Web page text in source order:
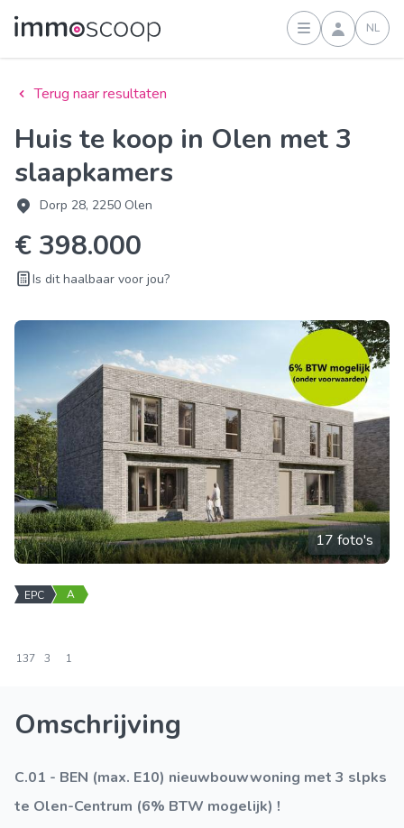
Inloggen
NL
Terug naar resultaten
Huis te koop in Olen met 3
slaapkamers
Dorp 28, 2250 Olen
€ 398.000
Is dit haalbaar voor jou?
17 foto's
EPC A
137 3 1
Omschrijving
C.01 - BEN (max. E10) nieuwbouwwoning met 3 slpks
te Olen-Centrum (6% BTW mogelijk) !